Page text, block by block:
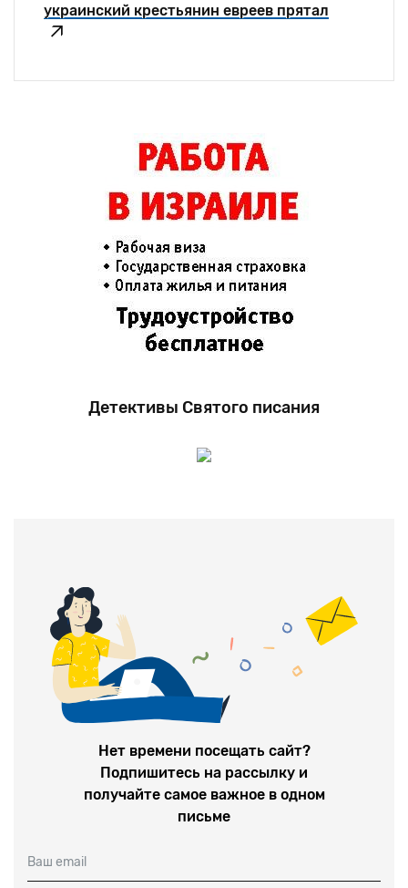
украинский крестьянин евреев прятал
Детективы Святого писания
Нет времени посещать сайт?
Подпишитесь на рассылку и
получайте самое важное в одном
письме
Ваш email